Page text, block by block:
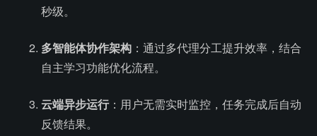
秒级。
多智能体协作架构 ：通过多代理分工提升效率，结合
自主学习功能优化流程。
云端异步运行：用户无需实时监控，任务完成后自动
反馈结果。